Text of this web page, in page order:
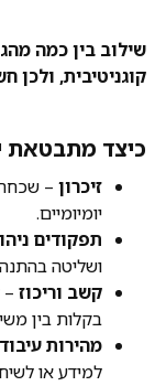
שילוב בין כמה
קוגניטיבית,
כיצד מתבטאת
זיכרון –
יומיומיים.
תפקודים
ושליטה
קשב וריכוז –
בקלות בין
מהירות
למידע או